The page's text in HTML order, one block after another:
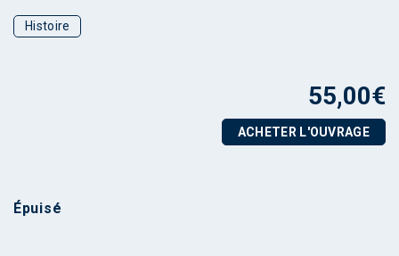
Histoire
55,00€
ACHETER L'OUVRAGE
Épuisé